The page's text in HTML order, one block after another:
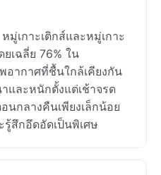
เกาะเติกส์และหมู่เกาะ
เฉลี่ย 76% ใน
อากาศที่ชื้นใกล้เคียงกัน
และหนักตั้งแต่เช้าจรด
นกลางคืนเพียงเล็กน้อย
สึกอึดอัดเป็นพิเศษ